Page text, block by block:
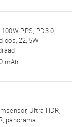
PPS, PD3.0,
22, 5W
mAh
Ultra HDR,
panorama